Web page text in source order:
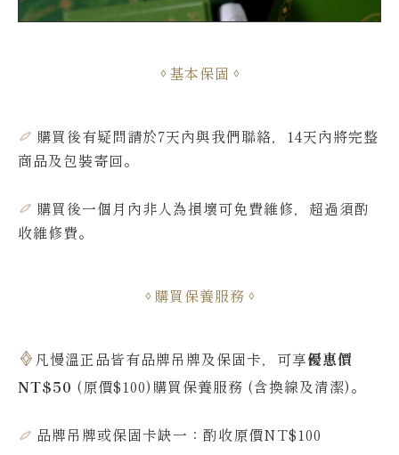
基本保固
購買後有疑問請於7天內與我們聯絡，14天內將完整
商品及包裝寄回。
購買後一個月內非人為損壞可免費維修，超過須酌
收維修費。
購買保養服務
凡慢溫正品皆有品牌吊牌及保固卡，可享優惠價
NT$50 (原價$100)購買保養服務 (含換線及清潔)。
品牌吊牌或保固卡缺一：酌收原價NT$100